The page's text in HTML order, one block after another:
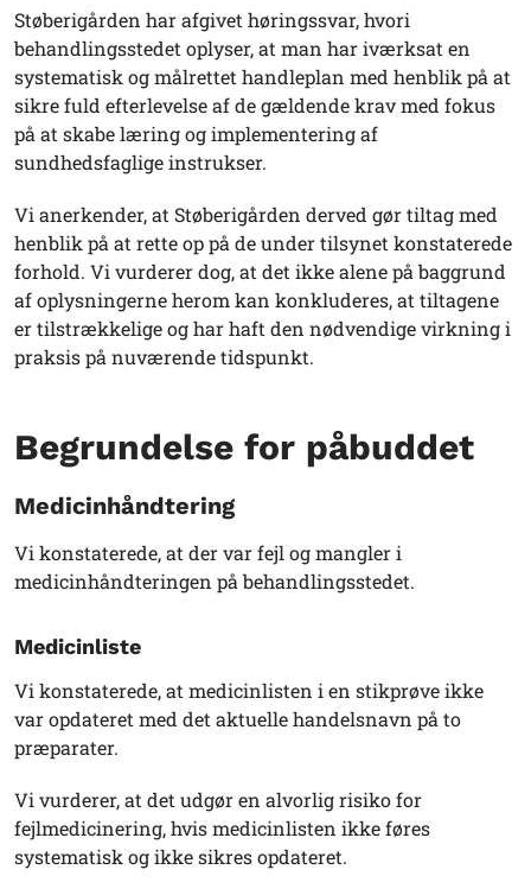
Støberigården har afgivet høringssvar, hvori
behandlingsstedet oplyser, at man har iværksat en
systematisk og målrettet handleplan med henblik på at
sikre fuld efterlevelse af de gældende krav med fokus
på at skabe læring og implementering af
sundhedsfaglige instrukser.
Vi anerkender, at Støberigården derved gør tiltag med
henblik på at rette op på de under tilsynet konstaterede
forhold. Vi vurderer dog, at det ikke alene på baggrund
af oplysningerne herom kan konkluderes, at tiltagene
er tilstrækkelige og har haft den nødvendige virkning i
praksis på nuværende tidspunkt.
Begrundelse for påbuddet
Medicinhåndtering
Vi konstaterede, at der var fejl og mangler i
medicinhåndteringen på behandlingsstedet.
Medicinliste
Vi konstaterede, at medicinlisten i en stikprøve ikke
var opdateret med det aktuelle handelsnavn på to
præparater.
Vi vurderer, at det udgør en alvorlig risiko for
fejlmedicinering, hvis medicinlisten ikke føres
systematisk og ikke sikres opdateret.